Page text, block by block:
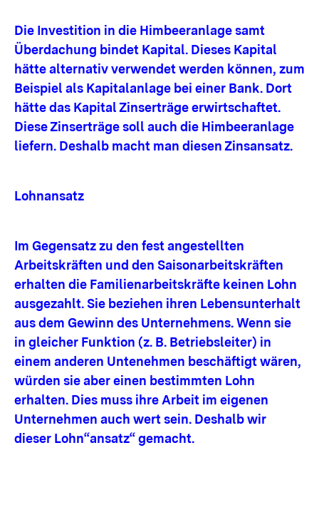
Die Investition in die Himbeeranlage samt
Überdachung bindet Kapital. Dieses Kapital
hätte alternativ verwendet werden können, zum
Beispiel als Kapitalanlage bei einer Bank. Dort
hätte das Kapital Zinserträge erwirtschaftet.
Diese Zinserträge soll auch die Himbeeranlage
liefern. Deshalb macht man diesen Zinsansatz.
Lohnansatz
Im Gegensatz zu den fest angestellten
Arbeitskräften und den Saisonarbeitskräften
erhalten die Familienarbeitskräfte keinen Lohn
ausgezahlt. Sie beziehen ihren Lebensunterhalt
aus dem Gewinn des Unternehmens. Wenn sie
in gleicher Funktion (z. B. Betriebsleiter) in
einem anderen Untenehmen beschäftigt wären,
würden sie aber einen bestimmten Lohn
erhalten. Dies muss ihre Arbeit im eigenen
Unternehmen auch wert sein. Deshalb wir
dieser Lohn“ansatz“ gemacht.